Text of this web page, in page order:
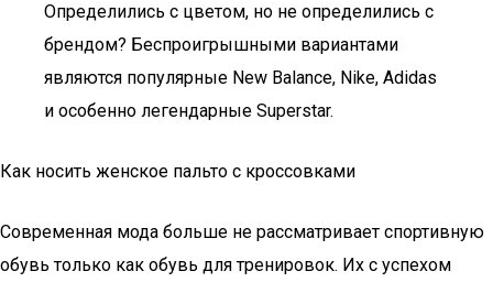
Определились с цветом, но не определились с
брендом? Беспроигрышными вариантами
являются популярные New Balance, Nike, Adidas
и особенно легендарные Superstar.
Как носить женское пальто с кроссовками
Современная мода больше не рассматривает спортивную
обувь только как обувь для тренировок. Их с успехом